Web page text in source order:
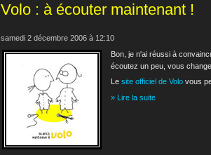
Volo : à écouter maintenant !
samedi 2 décembre 2006 à 12:10
Bon, je n'ai réussi à
écoutez un peu, vous
Lesite officiel de Volo vous
» Lire la suite